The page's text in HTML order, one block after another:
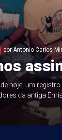
por Antonio Carlos
hoje, um
da antiga